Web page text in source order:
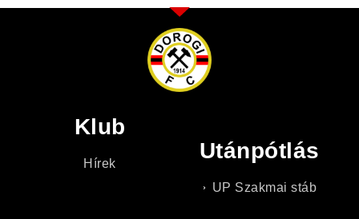
Klub
Hírek
Utánpótlás
UP Szakmai stáb